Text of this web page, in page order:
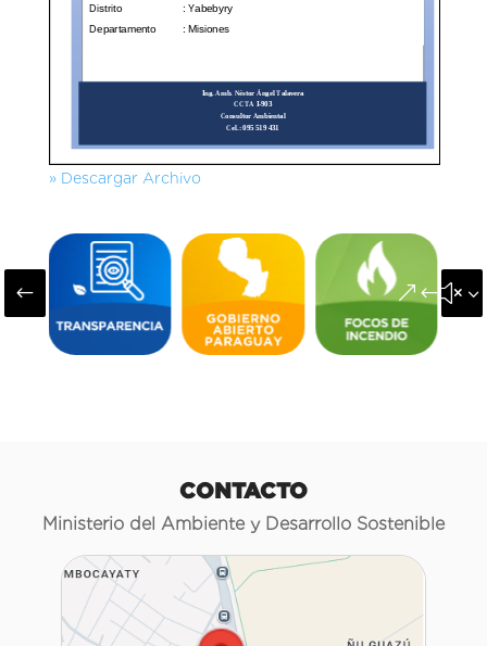
» Descargar Archivo
#
CONTACTO
Ministerio del Ambiente y Desarrollo Sostenible